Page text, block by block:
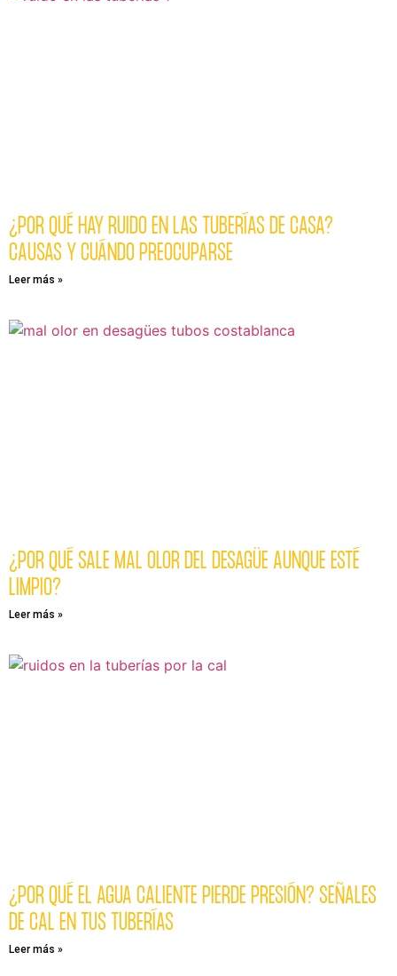
¿POR QUÉ HAY RUIDO EN LAS TUBERÍAS DE CASA?
CAUSAS Y CUÁNDO PREOCUPARSE
Leer más »
¿POR QUÉ SALE MAL OLOR DEL DESAGÜE AUNQUE ESTÉ
LIMPIO?
Leer más »
¿POR QUÉ EL AGUA CALIENTE PIERDE PRESIÓN? SEÑALES
DE CAL EN TUS TUBERÍAS
Leer más »